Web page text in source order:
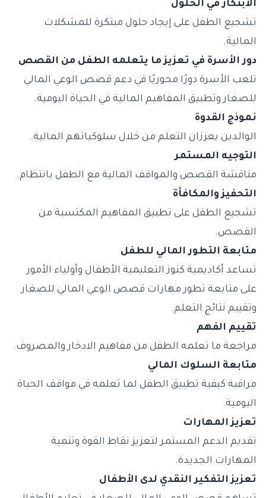
الابتكار في الحلول
تشجيع الطفل على إيجاد حلول مبتكرة للمشكلات
المالية.
دور الأسرة في تعزيز ما يتعلمه الطفل من القصص
تلعب الأسرة دورًا محوريًا في دعم قصص الوعي المالي
للصغار وتطبيق المفاهيم المالية في الحياة اليومية.
نموذج القدوة
الوالدين يعززان التعلم من خلال سلوكياتهم المالية.
التوجيه المستمر
مناقشة القصص والمواقف المالية مع الطفل بانتظام.
التحفيز والمكافأة
تشجيع الطفل على تطبيق المفاهيم المكتسبة من
القصص.
متابعة التطور المالي للطفل
تساعد أكاديمية كنوز التعليمية الأطفال وأولياء الأمور
على متابعة تطور مهارات قصص الوعي المالي للصغار
وتقييم نتائج التعلم.
تقييم الفهم
مراجعة ما تعلمه الطفل من مفاهيم الادخار والمصروف.
متابعة السلوك المالي
مراقبة كيفية تطبيق الطفل لما تعلمه في مواقف الحياة
اليومية.
تعزيز المهارات
تقديم الدعم المستمر لتعزيز نقاط القوة وتنمية
المهارات الجديدة.
تعزيز التفكير النقدي لدى الأطفال